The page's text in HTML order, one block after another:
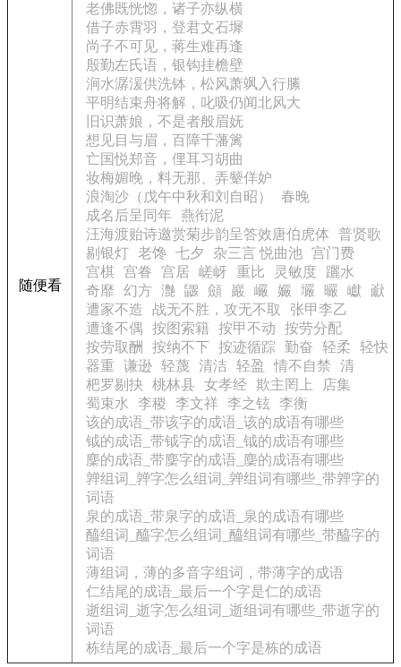
随便看
老佛既恍惚，诸子亦纵横
借子赤霄羽，登君文石墀
尚子不可见，蒋生难再逢
殷勤左氏语，银钩挂檐壁
涧水潺湲供洗钵，松风萧飒入行縢
平明结束舟将解，叱吸仍闻北风大
旧识萧娘，不是者般眉妩
想见目与眉，百障千藩篱
亡国悦郑音，俚耳习胡曲
妆梅媚晚，料无那、弄颦佯妒
浪淘沙（戊午中秋和刘自昭）
春晚
成名后呈同年
燕衔泥
汪海渡贻诗邀赏菊步韵呈答效唐伯虎体
普贤歌
剔银灯 老馋 七夕 杂三言 悦曲池 宫门费
宫棋 宫眷 宫居 嵯岈 重比 灵敏度
躧水
奇靡
幻方 灔 鼴 顩 巖 巗 孍 壧 曮 巘
巚
遭家不造
战无不胜，攻无不取
张甲李乙
遭逢不偶
按图索籍 按甲不动
按劳分配
按劳取酬
按纳不下 按迹循踪 勤奋 轻柔
轻快
器重
谦逊 轻蔑 清洁 轻盈 情不自禁
清
杷罗剔抉
桃林县 女孝经 欺主罔上
店集
蜀束水
李稷 李文祥 李之铉
李衡
该的成语_带该字的成语_该的成语有哪些
钺的成语_带钺字的成语_钺的成语有哪些
麇的成语_带麇字的成语_麇的成语有哪些
亸组词_亸字怎么组词_亸组词有哪些_带亸字的
词语
泉的成语_带泉字的成语_泉的成语有哪些
醯组词_醯字怎么组词_醯组词有哪些_带醯字的
词语
薄组词，薄的多音字组词，带薄字的成语
仁结尾的成语_最后一个字是仁的成语
逝组词_逝字怎么组词_逝组词有哪些_带逝字的
词语
栋结尾的成语_最后一个字是栋的成语